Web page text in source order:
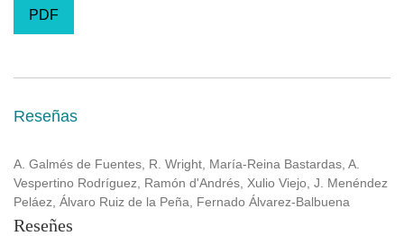
PDF
Reseñas
A. Galmés de Fuentes, R. Wright, María-Reina Bastardas, A.
Vespertino Rodríguez, Ramón d'Andrés, Xulio Viejo, J. Menéndez
Peláez, Álvaro Ruiz de la Peña, Fernado Álvarez-Balbuena
Reseñes